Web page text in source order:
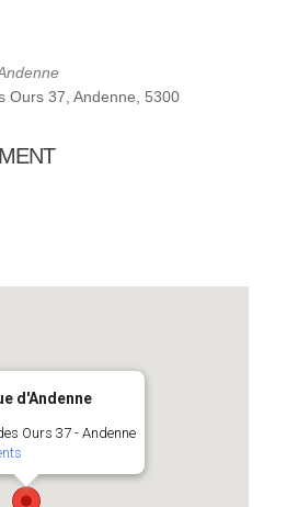
Ours 37, Andenne, 5300
d'Andenne
Ours 37 - Andenne